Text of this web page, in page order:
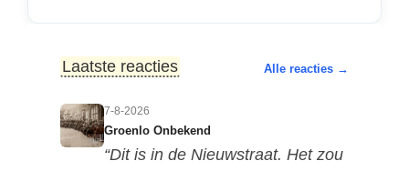
Laatste reacties Alle reacties →
7-8-2026
Groenlo Onbekend
“Dit is in de Nieuwstraat. Het zou